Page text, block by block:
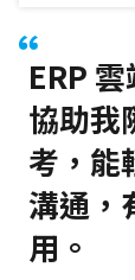
ERP
協助我
考，能
溝通，
用。